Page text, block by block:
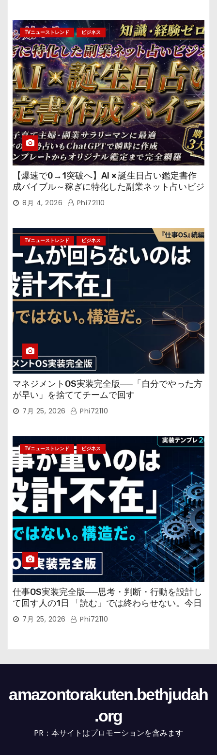
TVニューストレンド ビジネス
【爆速で0→1突破へ】AI × 誕生日占い鑑定書作
成バイブル～稼ぎに特化した副業ネット占いビジ
ネス8月 4, 2026 Phi72110
TVニューストレンド ビジネス
マネジメントOS実装完全版──「自分でやった方
が早い」を捨ててチームで回す
7月 25, 2026 Phi72110
TVニューストレンド ビジネス
仕事OS実装完全版──思考・判断・行動を設計し
て回す人の1日 「読む」では終わらせない。今日
から回す実装書だ。
7月 25, 2026 Phi72110
amazontorakuten.bethjudah
.org
PR：本サイトはプロモーションを含みます